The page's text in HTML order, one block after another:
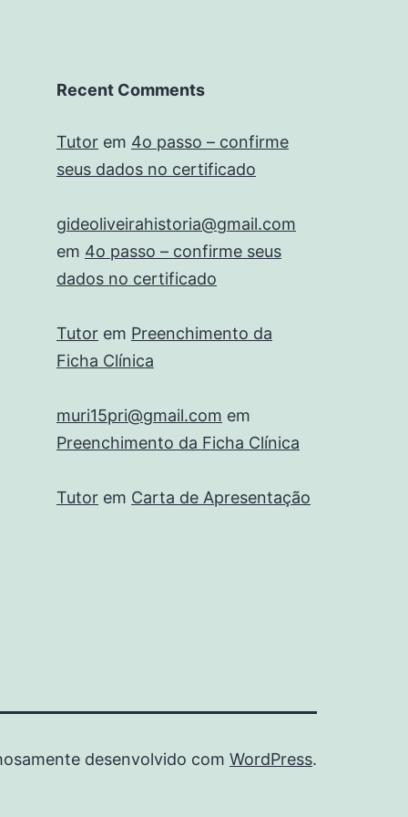
Recent Comments
Tutor em 4o passo – confirme
seus dados no certificado
gideoliveirahistoria@gmail.com
em 4o passo – confirme seus
dados no certificado
Tutor em Preenchimento da
Ficha Clínica
muri15pri@gmail.com em
Preenchimento da Ficha Clínica
Tutor em Carta de Apresentação
desenvolvido com WordPress.